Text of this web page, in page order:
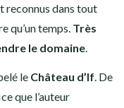
reconnus dans tout
qu’un temps. Très
le domaine
le Château d’If . De
que l’auteur